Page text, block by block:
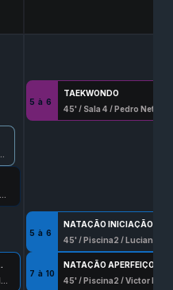
TAEKWONDO
5 à 6
45' / Sala 4 /Pedro Neto
NATAÇÃO INICIAÇÃO
5 à 6
45' /Piscina2 /Luciana Beserra
7 à 10
45' /Piscina2 /Victor Moreira Teixeira